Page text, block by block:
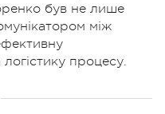
був не лише
між
процесу.